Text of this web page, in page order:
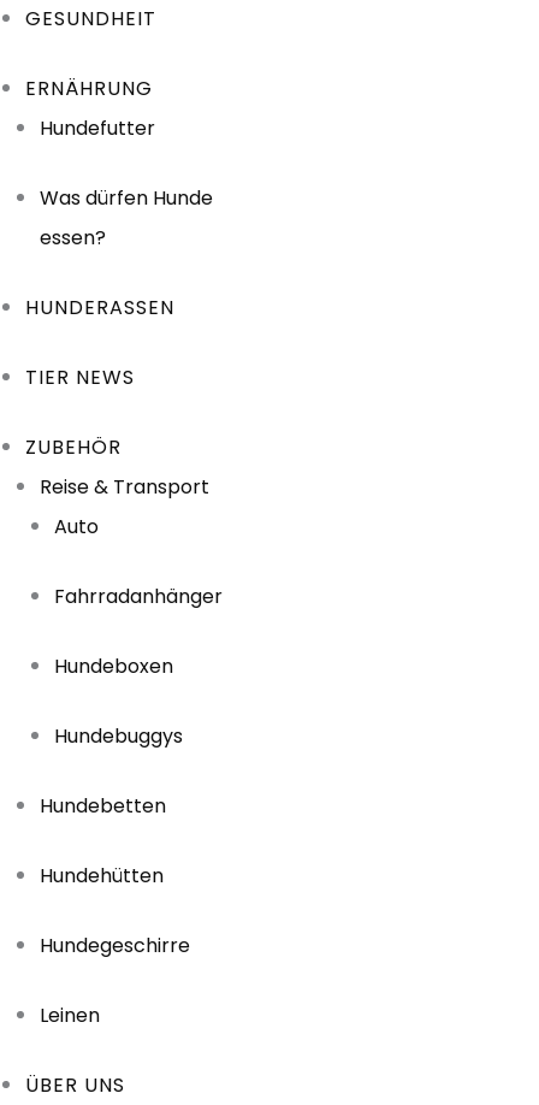
GESUNDHEIT
ERNÄHRUNG
Hundefutter
Was dürfen Hunde
essen?
HUNDERASSEN
TIER NEWS
ZUBEHÖR
Reise & Transport
Auto
Fahrradanhänger
Hundeboxen
Hundebuggys
Hundebetten
Hundehütten
Hundegeschirre
Leinen
ÜBER UNS